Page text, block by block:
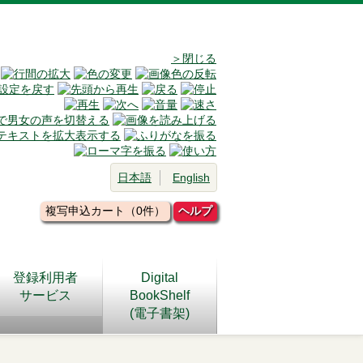
＞閉じる
日本語 English
複写申込カート（0件） ヘルプ
登録利用者
サービス
Digital
BookShelf
(電子書架)